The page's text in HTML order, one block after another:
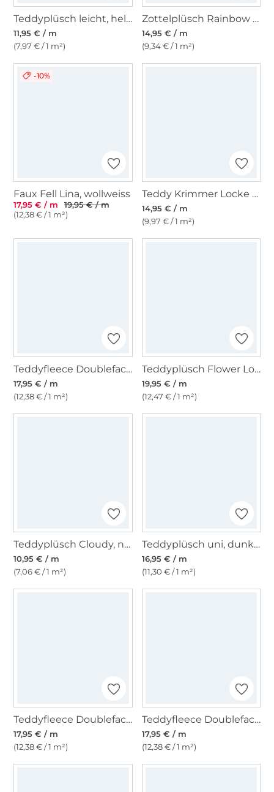
Teddyplüsch leicht, helltaupe
11,95 € / m
(7,97 € / 1 m²)
Zottelplüsch Rainbow Camouflage
14,95 € / m
(9,34 € / 1 m²)
-10%
Faux Fell Lina, wollweiss
17,95 € / m
19,95 € / m
(12,38 € / 1 m²)
Teddy Krimmer Locke braun
14,95 € / m
(9,97 € / 1 m²)
Teddyfleece Doubleface, pink
17,95 € / m
(12,38 € / 1 m²)
Teddyplüsch Flower Love, dunkelblau
19,95 € / m
(12,47 € / 1 m²)
Teddyplüsch Cloudy, natur
10,95 € / m
(7,06 € / 1 m²)
Teddyplüsch uni, dunkelbeige
16,95 € / m
(11,30 € / 1 m²)
Teddyfleece Doubleface, altrosa
17,95 € / m
(12,38 € / 1 m²)
Teddyfleece Doubleface, wollweiß
17,95 € / m
(12,38 € / 1 m²)